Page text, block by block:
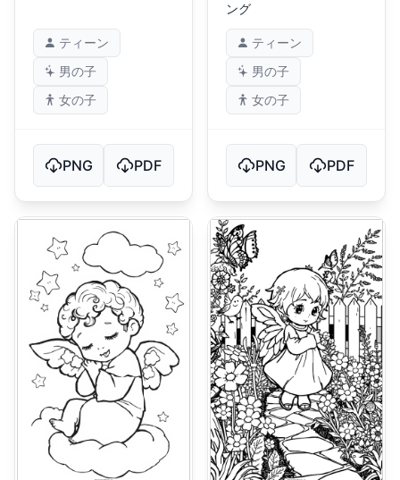
ティーン
男の子
女の子
PNG PDF
ング
ティーン
男の子
女の子
PNG PDF